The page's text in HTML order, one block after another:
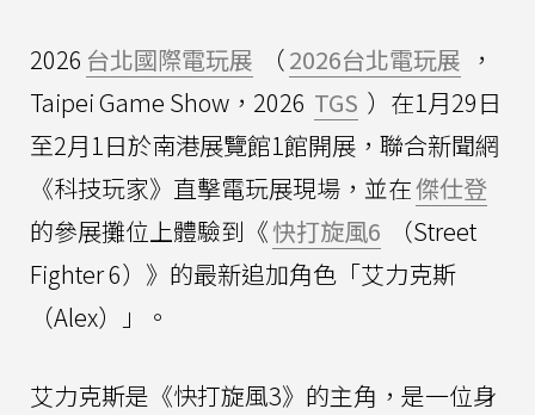
2026 台北國際電玩展 （2026台北電玩展 ，
Taipei Game Show，2026 TGS ）在1月29日
至2月1日於南港展覽館1館開展，聯合新聞網
《科技玩家》直擊電玩展現場，並在傑仕登
的參展攤位上體驗到《快打旋風6
（Street
Fighter 6）》的最新追加角色「艾力克斯
（Alex）」。
艾力克斯是《快打旋風3》的主角，是一位身